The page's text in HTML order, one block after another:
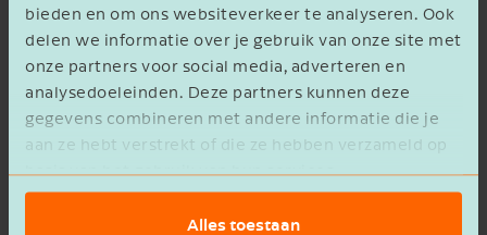
bieden en om ons websiteverkeer te analyseren. Ook
delen we informatie over je gebruik van onze site met
onze partners voor social media, adverteren en
analysedoeleinden. Deze partners kunnen deze
gegevens combineren met andere informatie die je
aan ze hebt verstrekt of die ze hebben verzameld op
basis van het gebruik van hun services.
Alles toestaan
I agree to theprivacy statement
Verzenden